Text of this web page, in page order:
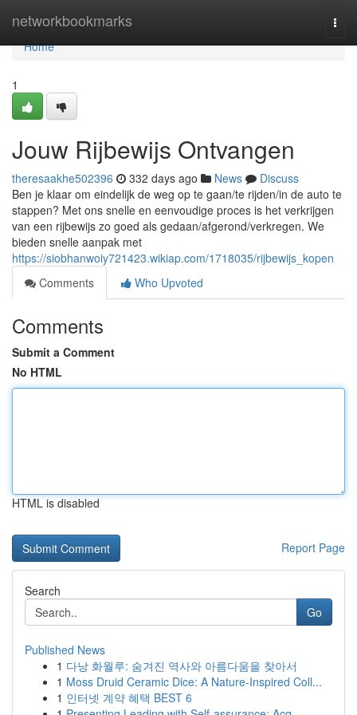
networkbookmarks
Home
Home
1
Jouw Rijbewijs Ontvangen
theresaakhe502396 332 days ago News
Discuss
Ben je klaar om eindelijk de weg op te gaan/te rijden/in de auto te
stappen? Met ons snelle en eenvoudige proces is het verkrijgen
van een rijbewijs zo goed als gedaan/afgerond/verkregen. We
bieden snelle aanpak met
https://siobhanwoiy721423.wikiap.com/1718035/rijbewijs_kopen
Comments
Who Upvoted
Comments
Submit a Comment
No HTML
HTML is disabled
Report Page
Search
Go
Published News
1 다낭 화월루: 숨겨진 역사와 아름다움을 찾아서
1 Moss Druid Ceramic Dice: A Nature-Inspired Coll...
1 인터넷 계약 혜택 BEST 6